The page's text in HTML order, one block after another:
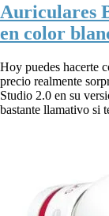
Auriculares
en color
Hoy puedes hacerte
precio realmente
Studio 2.0 en su
bastante llamativo si